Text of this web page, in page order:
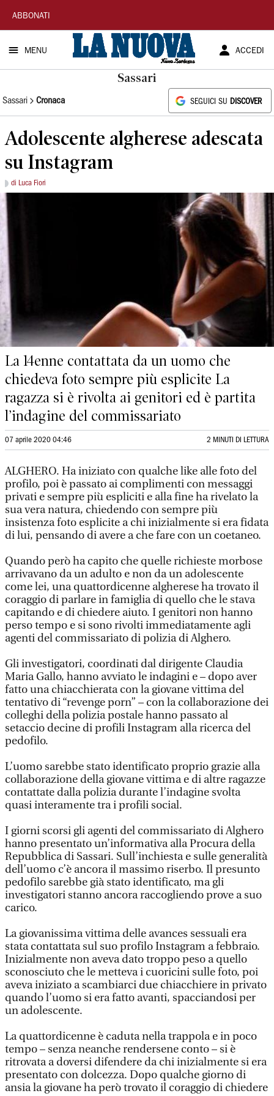
La
Nuova
Sardegna
ABBONATI
MENU ACCEDI
Sassari
Sassari Cronaca SEGUICI SU DISCOVER
Adolescente algherese adescata
su Instagram
di Luca Fiori
La 14enne contattata da un uomo che
chiedeva foto sempre più esplicite La
ragazza si è rivolta ai genitori ed è partita
l’indagine del commissariato
07 aprile 2020 04:46 2 MINUTI DI LETTURA
ALGHERO. Ha iniziato con qualche like alle foto del
profilo, poi è passato ai complimenti con messaggi
privati e sempre più espliciti e alla fine ha rivelato la
sua vera natura, chiedendo con sempre più
insistenza foto esplicite a chi inizialmente si era fidata
di lui, pensando di avere a che fare con un coetaneo.
Quando però ha capito che quelle richieste morbose
arrivavano da un adulto e non da un adolescente
come lei, una quattordicenne algherese ha trovato il
coraggio di parlare in famiglia di quello che le stava
capitando e di chiedere aiuto. I genitori non hanno
perso tempo e si sono rivolti immediatamente agli
agenti del commissariato di polizia di Alghero.
Gli investigatori, coordinati dal dirigente Claudia
Maria Gallo, hanno avviato le indagini e – dopo aver
fatto una chiacchierata con la giovane vittima del
tentativo di “revenge porn” – con la collaborazione dei
colleghi della polizia postale hanno passato al
setaccio decine di profili Instagram alla ricerca del
pedofilo.
L’uomo sarebbe stato identificato proprio grazie alla
collaborazione della giovane vittima e di altre ragazze
contattate dalla polizia durante l’indagine svolta
quasi interamente tra i profili social.
I giorni scorsi gli agenti del commissariato di Alghero
hanno presentato un’informativa alla Procura della
Repubblica di Sassari. Sull’inchiesta e sulle generalità
dell’uomo c’è ancora il massimo riserbo. Il presunto
pedofilo sarebbe già stato identificato, ma gli
investigatori stanno ancora raccogliendo prove a suo
carico.
La giovanissima vittima delle avances sessuali era
stata contattata sul suo profilo Instagram a febbraio.
Inizialmente non aveva dato troppo peso a quello
sconosciuto che le metteva i cuoricini sulle foto, poi
aveva iniziato a scambiarci due chiacchiere in privato
quando l’uomo si era fatto avanti, spacciandosi per
un adolescente.
La quattordicenne è caduta nella trappola e in poco
tempo – senza neanche rendersene conto – si è
ritrovata a doversi difendere da chi inizialmente si era
presentato con dolcezza. Dopo qualche giorno di
ansia la giovane ha però trovato il coraggio di chiedere